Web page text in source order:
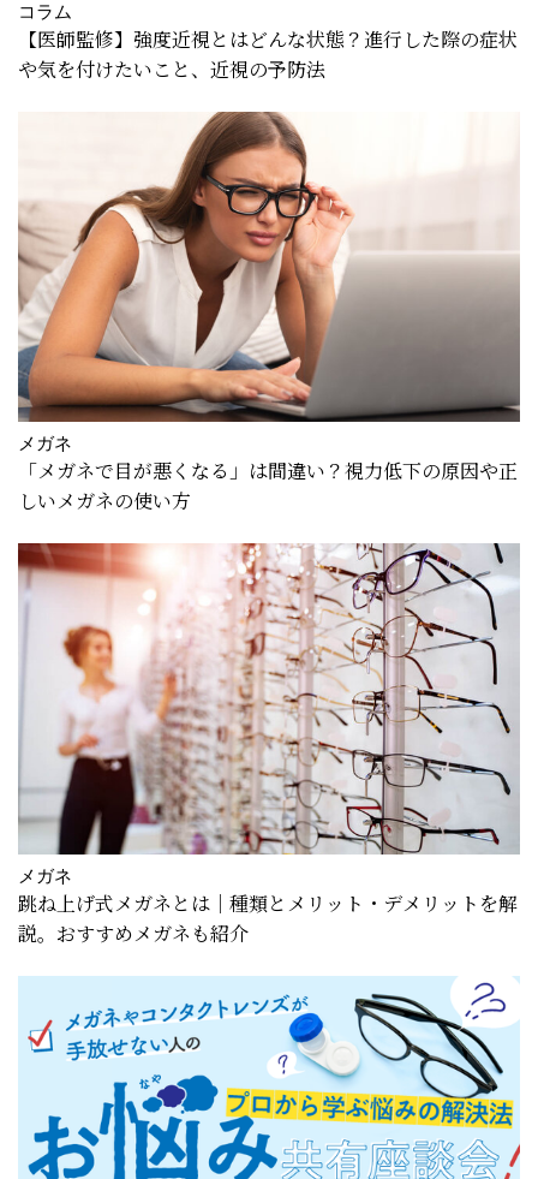
コラム
【医師監修】強度近視とはどんな状態？進行した際の症状
や気を付けたいこと、近視の予防法
メガネ
「メガネで目が悪くなる」は間違い？視力低下の原因や正
しいメガネの使い方
メガネ
跳ね上げ式メガネとは｜種類とメリット・デメリットを解
説。おすすめメガネも紹介